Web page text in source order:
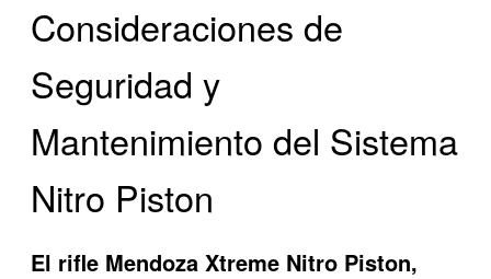
Consideraciones de
Seguridad y
Mantenimiento del Sistema
Nitro Piston
El rifle Mendoza Xtreme Nitro Piston,